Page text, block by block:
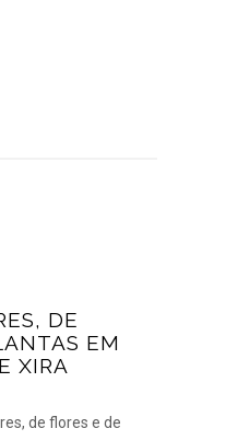
DE
EM
XIRA
de flores e de